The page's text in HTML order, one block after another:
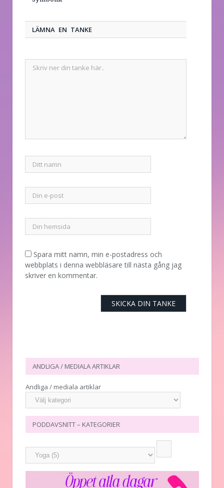
LÄMNA EN TANKE
Spara mitt namn, min e-postadress och
webbplats i denna webbläsare till nästa gång jag
skriver en kommentar.
ANDLIGA / MEDIALA ARTIKLAR
Andliga / mediala artiklar
PODDAVSNITT – KATEGORIER